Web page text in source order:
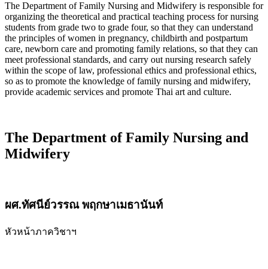
The Department of Family Nursing and Midwifery is responsible for
organizing the theoretical and practical teaching process for nursing
students from grade two to grade four, so that they can understand
the principles of women in pregnancy, childbirth and postpartum
care, newborn care and promoting family relations, so that they can
meet professional standards, and carry out nursing research safely
within the scope of law, professional ethics and professional ethics,
so as to promote the knowledge of family nursing and midwifery,
provide academic services and promote Thai art and culture.
The Department of Family Nursing and
Midwifery
ผศ.ทัศนีย์วรรณ พฤกษาเมธานันท์
หัวหน้าภาควิชาฯ